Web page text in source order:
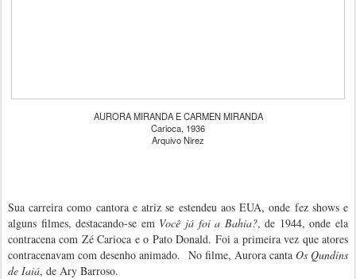
AURORA MIRANDA E CARMEN MIRANDA
Carioca, 1936
Arquivo Nirez
Sua carreira como cantora e atriz se estendeu aos EUA, onde fez shows e
alguns filmes, destacando-se em Você já foi a Bahia?, de 1944, onde ela
contracena com Zé Carioca e o Pato Donald. Foi a primeira vez que atores
contracenavam com desenho animado. No filme, Aurora canta Os Qundins
de Iaiá, de Ary Barroso.